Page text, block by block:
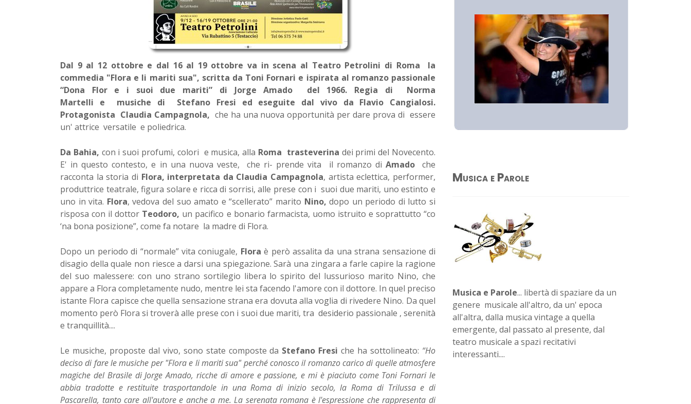
Dal 9 al 12 ottobre e dal 16 al 19 ottobre va in scena al Teatro Petrolini di Roma la
commedia "Flora e li mariti sua", scritta da Toni Fornari e ispirata al romanzo passionale
“Dona Flor e i suoi due mariti” di Jorge Amado del 1966. Regia di Norma
Martelli e musiche di Stefano Fresi ed eseguite dal vivo da Flavio Cangialosi.
Protagonista Claudia Campagnola, che ha una nuova opportunità per dare prova di essere
un' attrice versatile e poliedrica.
Da Bahia, con i suoi profumi, colori e musica, alla Roma trasteverina dei primi del Novecento.
E' in questo contesto, e in una nuova veste, che ri- prende vita il romanzo di Amado
che
racconta la storia di Flora, interpretata da Claudia Campagnola, artista eclettica, performer,
produttrice teatrale, figura solare e ricca di sorrisi, alle prese con i suoi due mariti, uno estinto e
uno in vita. Flora, vedova del suo amato e “scellerato” marito Nino, dopo un periodo di lutto si
risposa con il dottor Teodoro, un pacifico e bonario farmacista, uomo istruito e soprattutto “co
‘na bona posizione”, come fa notare la madre di Flora.
Dopo un periodo di “normale” vita coniugale, Flora è però assalita da una strana sensazione di
disagio della quale non riesce a darsi una spiegazione. Sarà una zingara a farle capire la ragione
del suo malessere: con uno strano sortilegio libera lo spirito del lussurioso marito Nino, che
appare a Flora completamente nudo, mentre lei sta facendo l'amore con il dottore. In quel preciso
istante Flora capisce che quella sensazione strana era dovuta alla voglia di rivedere Nino. Da quel
momento però Flora si troverà alle prese con i suoi due mariti, tra desiderio passionale , serenità
e tranquillità....
Le musiche, proposte dal vivo, sono state composte da Stefano Fresi che ha sottolineato: “Ho
deciso di fare le musiche per "Flora e li mariti sua" perché conosco il romanzo carico di quelle atmosfere
magiche del Brasile di Jorge Amado, ricche di amore e passione, e mi è piaciuto come Toni Fornari le
abbia tradotte e restituite trasportandole in una Roma di inizio secolo, la Roma di Trilussa e di
Pascarella, tanto care all'autore e anche a me. La serenata romana è l'espressione che rappresenta di
Musica e Parole
Musica e Parole... libertà di spaziare da un
genere musicale all'altro, da un' epoca
all'altra, dalla musica vintage a quella
emergente, dal passato al presente, dal
teatro musicale a spazi recitativi
interessanti....